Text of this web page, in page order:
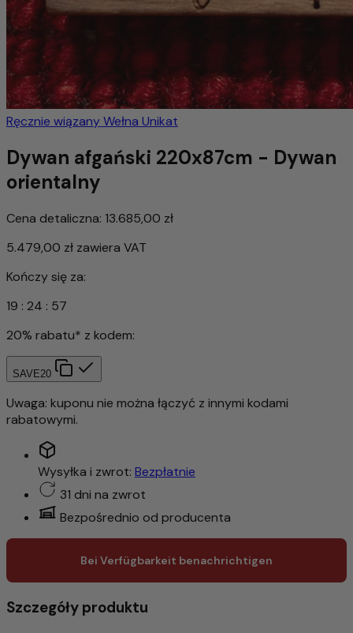
Ręcznie wiązanyWełna Unikat
Dywan afgański 220x87cm - Dywan
orientalny
Cena detaliczna: 13.685,00 zł
5.479,00 zł zawiera VAT
Kończy się za:
19 : 24 : 55
20% rabatu* z kodem:
SAVE20
Uwaga: kuponu nie można łączyć z innymi kodami
rabatowymi.
Wysyłka i zwrot: Bezpłatnie
31 dni na zwrot
Bezpośrednio od producenta
Bei Verfügbarkeit benachrichtigen
Szczegóły produktu